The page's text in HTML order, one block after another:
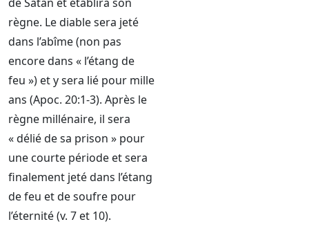
règne. Le diable sera jeté
dans l’abîme (non pas
encore dans « l’étang de
feu ») et y sera lié pour mille
ans (Apoc. 20:1-3). Après le
règne millénaire, il sera
« délié de sa prison » pour
une courte période et sera
finalement jeté dans l’étang
de feu et de soufre pour
l’éternité (v. 7 et 10).